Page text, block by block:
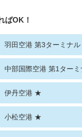
ばOK！
羽田空港 第3ターミナ
中部国際空港 第1ター
伊丹空港 ★
小松空港 ★